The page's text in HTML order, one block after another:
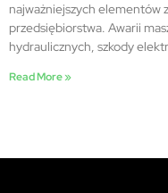
najważniejszych elementów
przedsiębiorstwa. Awarii
hydraulicznych, szkody
Read More »